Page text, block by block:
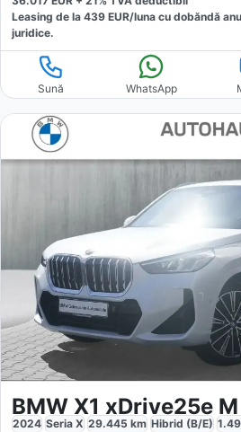
Leasing de la 439 EUR/luna cu dobăndă
juridice.
Sună WhatsApp
BMW X1 xDrive25e
2024 Seria X 29.445 km Hibrid (B/E)